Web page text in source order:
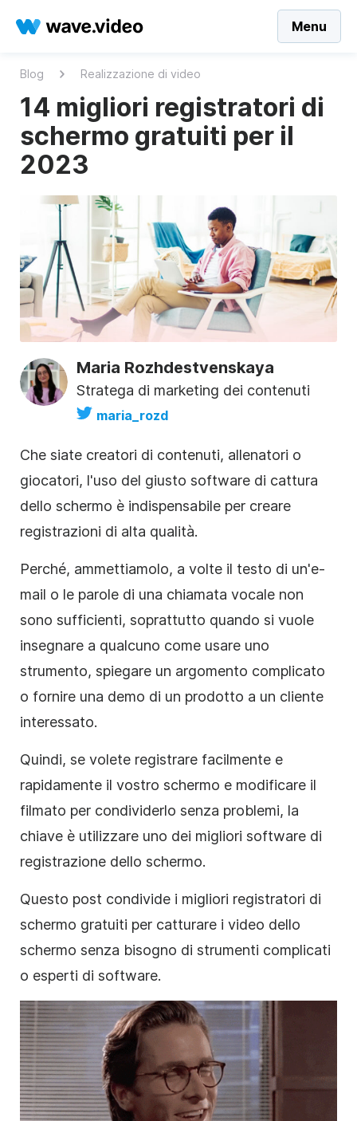
Menu
Blog Realizzazione di video
14 migliori registratori di
schermo gratuiti per il
2023
Maria Rozhdestvenskaya
Stratega di marketing dei contenuti
maria_rozd
Che siate creatori di contenuti, allenatori o
giocatori, l'uso del giusto software di cattura
dello schermo è indispensabile per creare
registrazioni di alta qualità.
Perché, ammettiamolo, a volte il testo di un'e-
mail o le parole di una chiamata vocale non
sono sufficienti, soprattutto quando si vuole
insegnare a qualcuno come usare uno
strumento, spiegare un argomento complicato
o fornire una demo di un prodotto a un cliente
interessato.
Quindi, se volete registrare facilmente e
rapidamente il vostro schermo e modificare il
filmato per condividerlo senza problemi, la
chiave è utilizzare uno dei migliori software di
registrazione dello schermo.
Questo post condivide i migliori registratori di
schermo gratuiti per catturare i video dello
schermo senza bisogno di strumenti complicati
o esperti di software.